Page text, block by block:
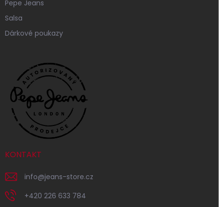
Pepe Jeans
Salsa
Dárkové poukazy
KONTAKT
info@jeans-store.cz
+420 226 633 784